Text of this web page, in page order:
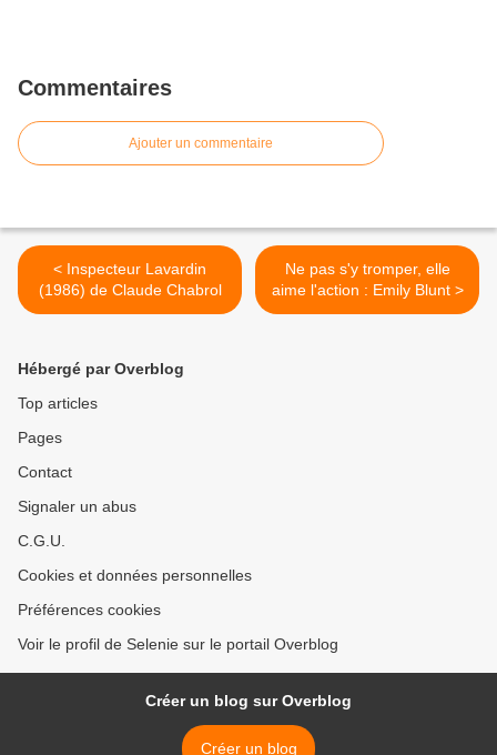
Commentaires
Ajouter un commentaire
< Inspecteur Lavardin
(1986) de Claude Chabrol
Ne pas s'y tromper, elle
aime l'action : Emily Blunt >
Hébergé par Overblog
Top articles
Pages
Contact
Signaler un abus
C.G.U.
Cookies et données personnelles
Préférences cookies
Voir le profil de Selenie sur le portail Overblog
Créer un blog sur Overblog
Créer un blog